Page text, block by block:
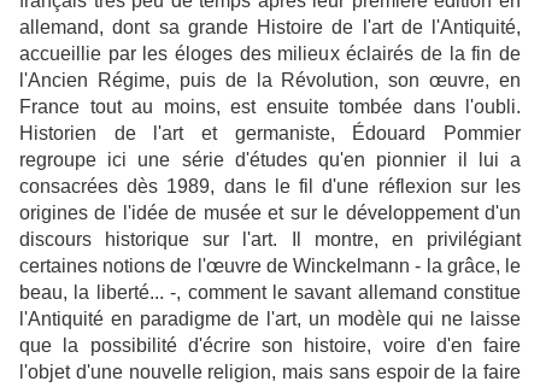
allemand, dont sa grande Histoire de l'art de l'Antiquité,
accueillie par les éloges des milieux éclairés de la fin de
l'Ancien Régime, puis de la Révolution, son œuvre, en
France tout au moins, est ensuite tombée dans l'oubli.
Historien de l'art et germaniste, Édouard Pommier
regroupe ici une série d'études qu'en pionnier il lui a
consacrées dès 1989, dans le fil d'une réflexion sur les
origines de l'idée de musée et sur le développement d'un
discours historique sur l'art. Il montre, en privilégiant
certaines notions de l'œuvre de Winckelmann - la grâce, le
beau, la liberté... -, comment le savant allemand constitue
l'Antiquité en paradigme de l'art, un modèle qui ne laisse
que la possibilité d'écrire son histoire, voire d'en faire
l'objet d'une nouvelle religion, mais sans espoir de la faire